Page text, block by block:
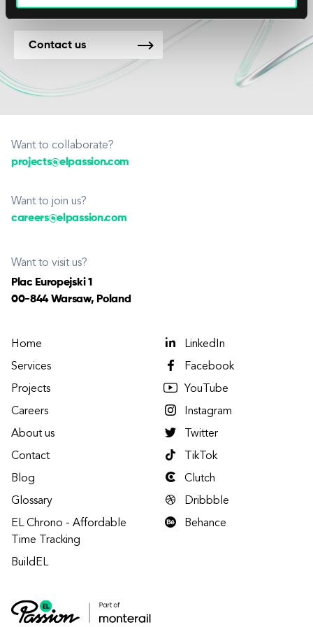
Contact us
Want to collaborate?
projects@elpassion.com
Want to join us?
careers@elpassion.com
Want to visit us?
Plac Europejski 1
00-844 Warsaw, Poland
Home
Services
Projects
Careers
About us
Contact
Blog
Glossary
EL Chrono - Affordable
Time Tracking
BuildEL
LinkedIn
Facebook
YouTube
Instagram
Twitter
TikTok
Clutch
Dribbble
Behance